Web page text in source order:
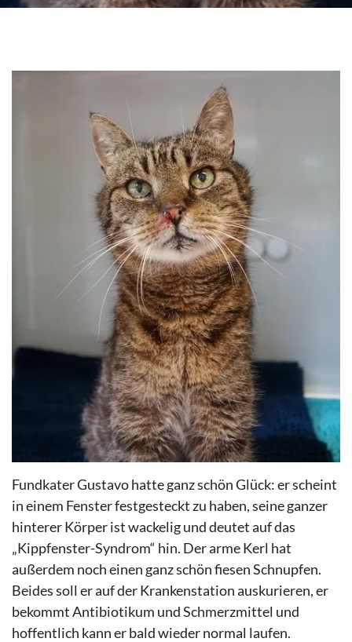
Fundkater Gustavo hatte ganz schön Glück: er scheint
in einem Fenster festgesteckt zu haben, seine ganzer
hinterer Körper ist wackelig und deutet auf das
„Kippfenster-Syndrom“ hin. Der arme Kerl hat
außerdem noch einen ganz schön fiesen Schnupfen.
Beides soll er auf der Krankenstation auskurieren, er
bekommt Antibiotikum und Schmerzmittel und
hoffentlich kann er bald wieder normal laufen.